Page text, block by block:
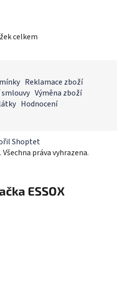
O
d
a
c
r
v
v
ý
celkem
Reklamace zboží
Výměna zboží
Hodnocení
Shoptet
. Všechna práva vyhrazena.
ESSOX